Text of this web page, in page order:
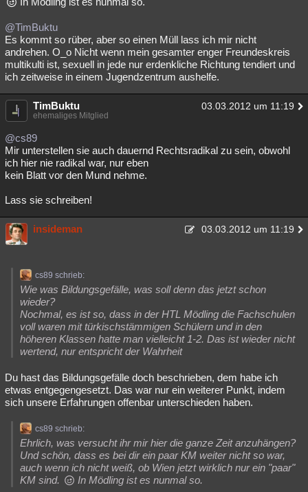
@TimBuktu
Es kommt so rüber, aber so einen Müll lass ich mir nicht
andrehen. O_o Nicht wenn mein gesamter enger Freundeskreis
multikulti ist, sexuell in jede nur erdenkliche Richtung tendiert und
ich zeitweise in einem Jugendzentrum aushelfe.
TimBuktu 03.03.2012 um 11:19
ehemaliges Mitglied
@cs89
Mir unterstellen sie auch dauernd Rechtsradikal zu sein, obwohl
ich hier nie radikal war, nur eben
kein Blatt vor den Mund nehme.
Lass sie schreiben!
insideman 03.03.2012 um 11:19
cs89 schrieb:
Wie was Bildungsgefälle, was soll denn das jetzt schon
wieder?
Nochmal, es ist so, dass in der HTL Mödling die Fachschulen
voll waren mit türkischstämmigen Schülern und in den
höheren Klassen hatte man vielleicht 1-2. Das ist wieder nicht
wertend, nur entspricht der Wahrheit
Du hast das Bildungsgefälle doch beschrieben, dem habe ich
etwas entgegengesetzt. Das war nur ein weiterer Punkt, indem
sich unsere Erfahrungen offenbar unterschieden haben.
cs89 schrieb:
Ehrlich, was versucht ihr mir hier die ganze Zeit anzuhängen?
Und schön, dass es bei dir ein paar KM weiter nicht so war,
auch wenn ich nicht weiß, ob Wien jetzt wirklich nur ein "paar"
KM sind.
In Mödling ist es nunmal so.